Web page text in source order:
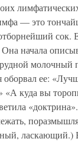
— это
сок.
начала
молочный
оборвал ее:
«А куда вы
ласкающий.)